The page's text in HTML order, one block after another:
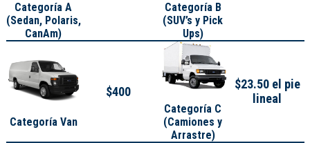
Categoría A
(Sedan, Polaris,
CanAm)
Categoría B
(SUV’s y Pick
Ups)
Categoría Van
$400
Categoría C
(Camiones y
Arrastre)
$23.50 el pie
lineal